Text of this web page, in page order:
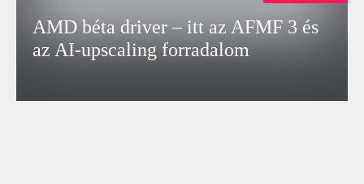
AMD béta driver – itt az AFMF 3 és
az AI-upscaling forradalom